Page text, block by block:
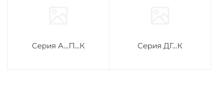
Серия А…П…К Серия ДГ…К